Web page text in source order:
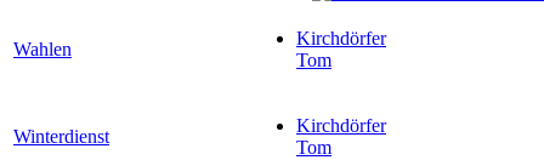
Wahlen
Kirchdörfer
Tom
Winterdienst
Kirchdörfer
Tom